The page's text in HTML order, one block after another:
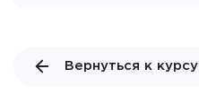
Вернуться к курсу